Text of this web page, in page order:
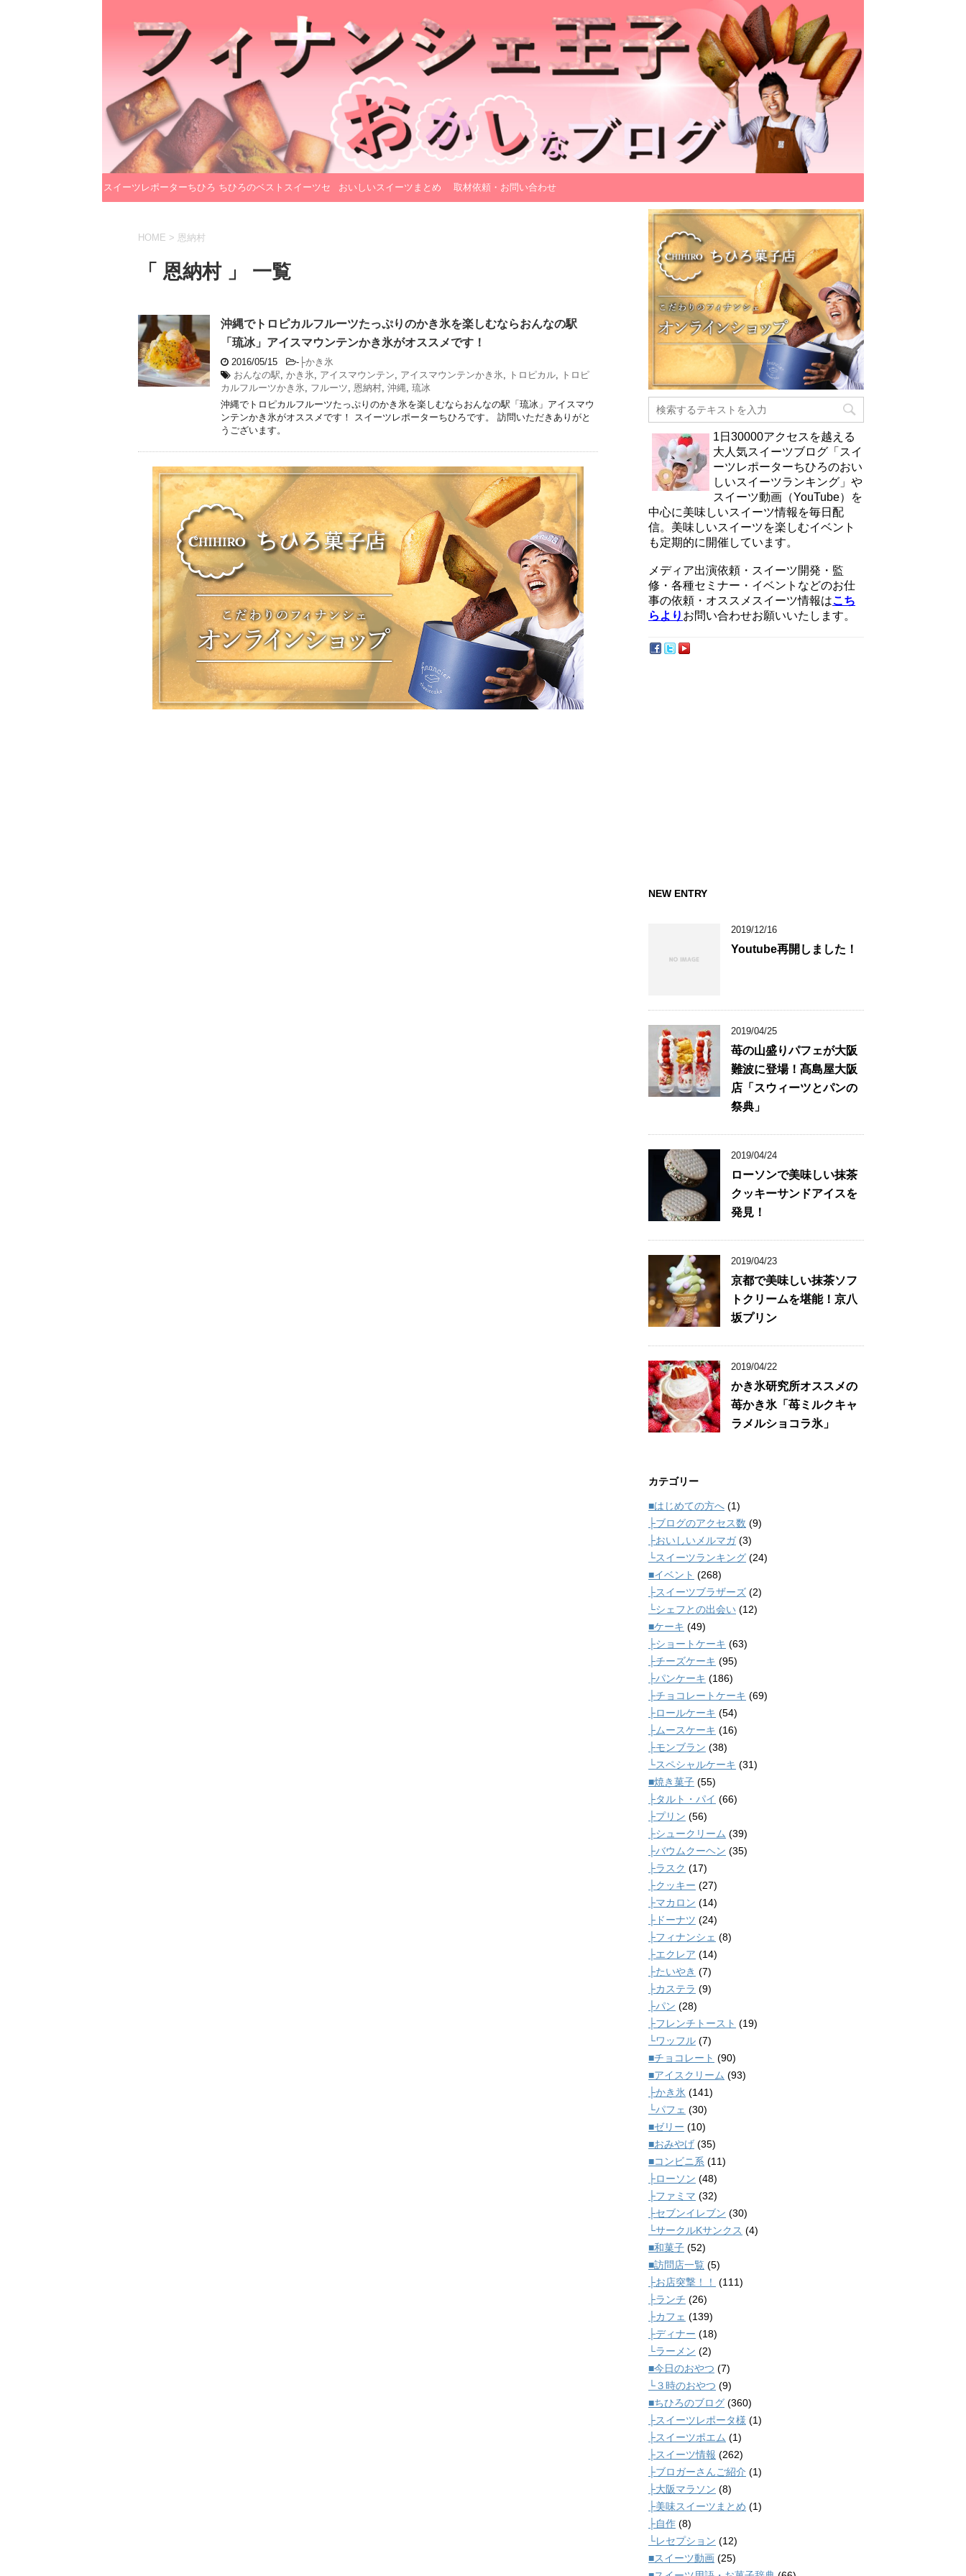
スイーツレポーターちひろ ちひろのベストスイーツセ おいしいスイーツまとめ 取材依頼・お問い合わせ
HOME > 恩納村
「 恩納村 」 一覧
沖縄でトロピカルフルーツたっぷりのかき氷を楽しむならおんなの駅
「琉冰」アイスマウンテンかき氷がオススメです！
2016/05/15 - ├かき氷
おんなの駅 かき氷 アイスマウンテン アイスマウンテンかき氷 トロピカル
トロピ
カルフルーツかき氷
フルーツ 恩納村 沖縄 琉冰
沖縄でトロピカルフルーツたっぷりのかき氷を楽しむならおんなの駅「琉冰」アイスマウ
ンテンかき氷がオススメです！ スイーツレポーターちひろです。 訪問いただきありがと
うございます。
1日30000アクセスを越える
大人気スイーツブログ「スイ
ーツレポーターちひろのおい
しいスイーツランキング」や
スイーツ動画（YouTube）を
中心に美味しいスイーツ情報を毎日配
信。美味しいスイーツを楽しむイベント
も定期的に開催しています。
メディア出演依頼・スイーツ開発・監
修・各種セミナー・イベントなどのお仕
事の依頼・オススメスイーツ情報はこち
らより お問い合わせお願いいたします。
NEW ENTRY
2019/12/16
Youtube再開しました！
2019/04/25
苺の山盛りパフェが大阪
難波に登場！髙島屋大阪
店「スウィーツとパンの
祭典」
2019/04/24
ローソンで美味しい抹茶
クッキーサンドアイスを
発見！
2019/04/23
京都で美味しい抹茶ソフ
トクリームを堪能！京八
坂プリン
2019/04/22
かき氷研究所オススメの
苺かき氷「苺ミルクキャ
ラメルショコラ氷」
カテゴリー
■はじめての方へ (1)
├ブログのアクセス数 (9)
├おいしいメルマガ(3)
└スイーツランキング (24)
■イベント (268)
├スイーツブラザーズ (2)
└シェフとの出会い (12)
■ケーキ (49)
├ショートケーキ (63)
├チーズケーキ (95)
├パンケーキ (186)
├チョコレートケーキ (69)
├ロールケーキ (54)
├ムースケーキ (16)
├モンブラン (38)
└スペシャルケーキ (31)
■焼き菓子 (55)
├タルト・パイ (66)
├プリン (56)
├シュークリーム (39)
├バウムクーヘン (35)
├ラスク (17)
├クッキー (27)
├マカロン (14)
├ドーナツ (24)
├フィナンシェ (8)
├エクレア (14)
├たいやき (7)
├カステラ (9)
├パン (28)
├フレンチトースト (19)
└ワッフル (7)
■チョコレート (90)
■アイスクリーム (93)
├かき氷 (141)
└パフェ (30)
■ゼリー (10)
■おみやげ (35)
■コンビニ系 (11)
├ローソン (48)
├ファミマ (32)
├セブンイレブン (30)
└サークルKサンクス (4)
■和菓子 (52)
■訪問店一覧 (5)
├お店突撃！！
(111)
├ランチ (26)
├カフェ (139)
├ディナー (18)
└ラーメン (2)
■今日のおやつ (7)
└３時のおやつ (9)
■ちひろのブログ (360)
├スイーツレポータ様 (1)
├スイーツポエム (1)
├スイーツ情報 (262)
├ブロガーさんご紹介 (1)
├大阪マラソン (8)
├美味スイーツまとめ (1)
├自作 (8)
└レセプション (12)
■スイーツ動画 (25)